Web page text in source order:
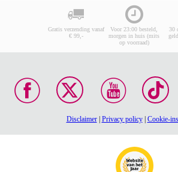
Gratis verzending vanaf
€ 99,-
Voor 23:00 besteld,
morgen in huis (mits
op voorraad)
30
Disclaimer| Privacy policy| Cookie-